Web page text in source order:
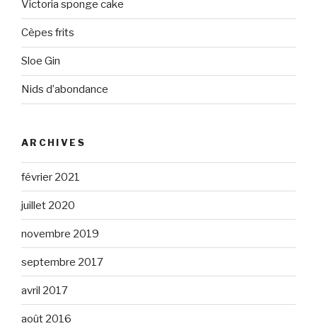
Victoria sponge cake
Cèpes frits
Sloe Gin
Nids d’abondance
ARCHIVES
février 2021
juillet 2020
novembre 2019
septembre 2017
avril 2017
août 2016